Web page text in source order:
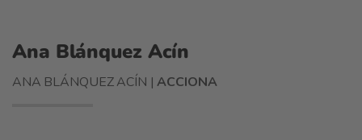
Ana Blánquez Acín
ANA BLÁNQUEZ ACÍN |ACCIONA